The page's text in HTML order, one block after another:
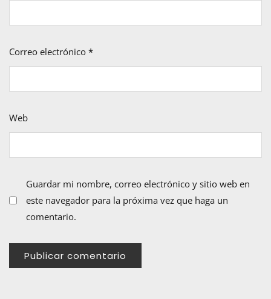
Correo electrónico *
Web
Guardar mi nombre, correo electrónico y sitio web en
este navegador para la próxima vez que haga un
comentario.